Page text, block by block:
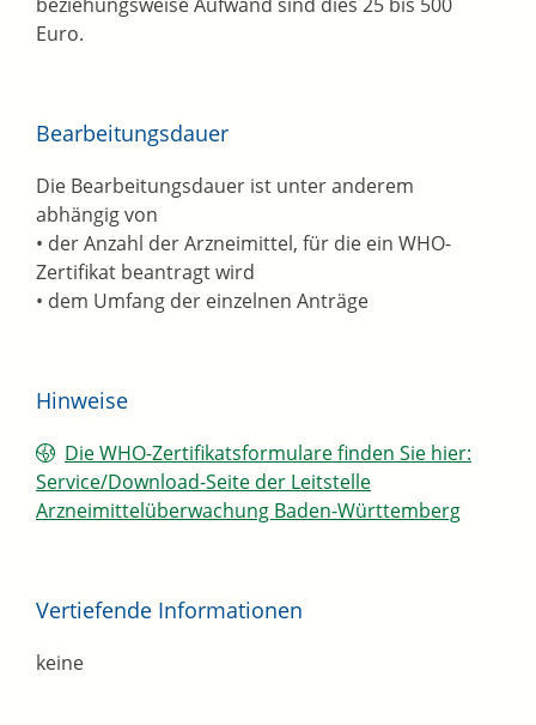
Euro.
Bearbeitungsdauer
Die Bearbeitungsdauer ist unter anderem
abhängig von
• der Anzahl der Arzneimittel, für die ein WHO-
Zertifikat beantragt wird
• dem Umfang der einzelnen Anträge
Hinweise
Die WHO-Zertifikatsformulare finden Sie hier:
Service/Download-Seite der Leitstelle
Arzneimittelüberwachung Baden-Württemberg
Vertiefende Informationen
keine